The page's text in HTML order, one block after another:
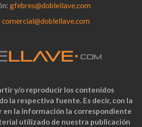
gfebres@doblellave.com
comercial@doblellave.com
y/o reproducir los contenidos
la respectiva fuente. Es decir, con la
en la información la correspondiente
utilizado de nuestra publicación